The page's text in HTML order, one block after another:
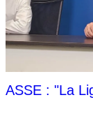
ASSE : "La